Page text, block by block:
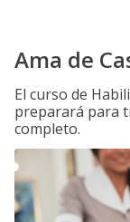
Ama de
El curso de
preparará para
completo.